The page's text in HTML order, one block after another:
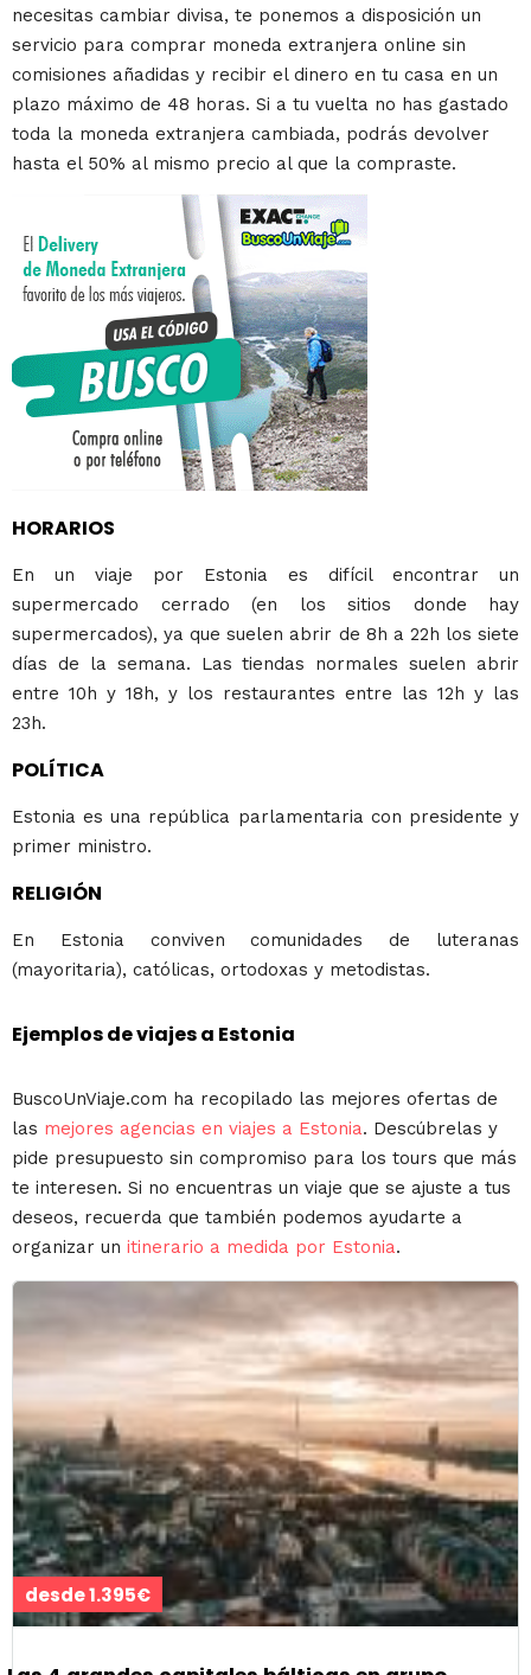
necesitas cambiar divisa, te ponemos a disposición un
servicio para comprar moneda extranjera online sin
comisiones añadidas y recibir el dinero en tu casa en un
plazo máximo de 48 horas. Si a tu vuelta no has gastado
toda la moneda extranjera cambiada, podrás devolver
hasta el 50% al mismo precio al que la compraste.
HORARIOS
En un viaje por Estonia es difícil encontrar un
supermercado cerrado (en los sitios donde hay
supermercados), ya que suelen abrir de 8h a 22h los siete
días de la semana. Las tiendas normales suelen abrir
entre 10h y 18h, y los restaurantes entre las 12h y las
23h.
POLÍTICA
Estonia es una república parlamentaria con presidente y
primer ministro.
RELIGIÓN
En Estonia conviven comunidades de luteranas
(mayoritaria), católicas, ortodoxas y metodistas.
Ejemplos de viajes a Estonia
BuscoUnViaje.com ha recopilado las mejores ofertas de
las mejores agencias en viajes a Estonia. Descúbrelas y
pide presupuesto sin compromiso para los tours que más
te interesen. Si no encuentras un viaje que se ajuste a tus
deseos, recuerda que también podemos ayudarte a
organizar un itinerario a medida por Estonia.
desde 1.395€